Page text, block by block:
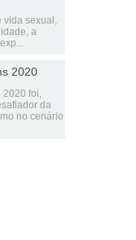
sexual,
a
2020
2020 foi,
da
no cenário